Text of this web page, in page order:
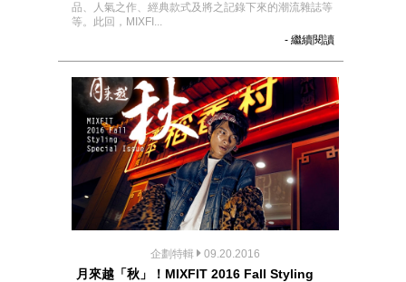
品、人氣之作、經典款式及將之記錄下來的潮流雜誌等
等。此回，MIXFI...
- 繼續閱讀
企劃特輯 09.20.2016
月來越「秋」！MIXFIT 2016 Fall Styling